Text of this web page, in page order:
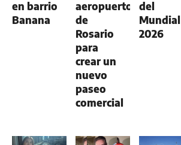
en barrio
Banana
aeropuerto
de
Rosario
para
crear un
nuevo
paseo
comercial
del
Mundial
2026